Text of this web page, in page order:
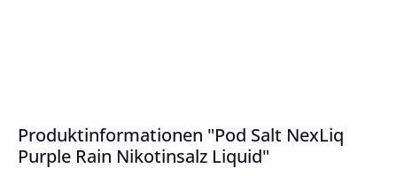
Produktinformationen "Pod Salt NexLiq
Purple Rain Nikotinsalz Liquid"